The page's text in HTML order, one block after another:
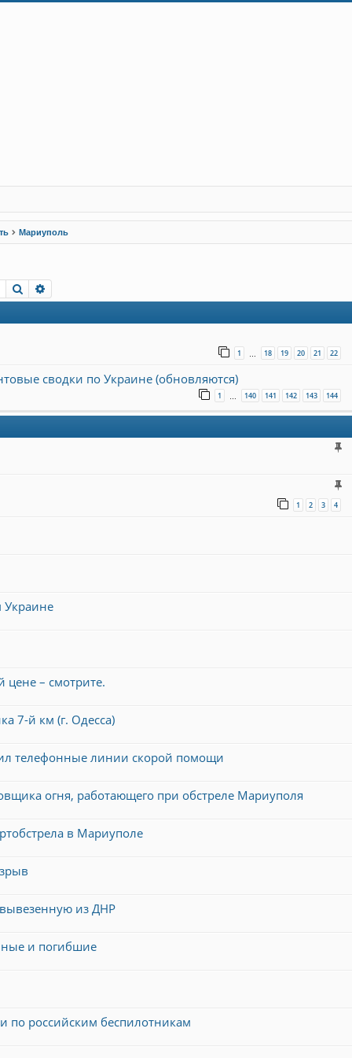
Мариуполь
Пошук
1 … 18 19 20 21 22
сводки по Украине (обновляются)
1 … 140 141 142 143 144
1 2 3 4
Украине
– смотрите.
7-й км (г. Одесса)
телефонные линии скорой помощи
огня, работающего при обстреле Мариуполя
в Мариуполе
из ДНР
и погибшие
по российским беспилотникам